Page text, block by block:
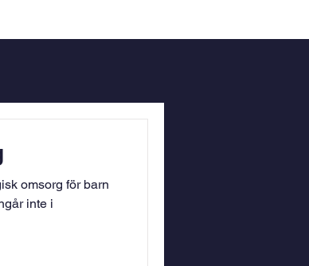
omsorg för barn
inte i